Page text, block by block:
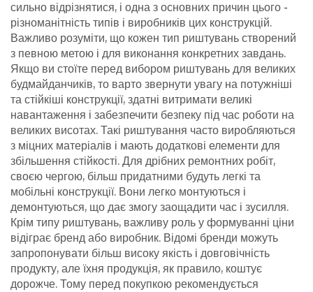
сильно відрізнятися, і одна з основних причин цього -
різноманітність типів і виробників цих конструкцій.
Важливо розуміти, що кожен тип риштувань створений
з певною метою і для виконання конкретних завдань.
Якщо ви стоїте перед вибором риштувань для великих
будмайданчиків, то варто звернути увагу на потужніші
та стійкіші конструкції, здатні витримати великі
навантаження і забезпечити безпеку під час роботи на
великих висотах. Такі риштування часто виробляються
з міцних матеріалів і мають додаткові елементи для
збільшення стійкості. Для дрібних ремонтних робіт,
своєю чергою, більш придатними будуть легкі та
мобільні конструкції. Вони легко монтуються і
демонтуються, що дає змогу заощадити час і зусилля.
Крім типу риштувань, важливу роль у формуванні ціни
відіграє бренд або виробник. Відомі бренди можуть
запропонувати більш високу якість і довговічність
продукту, але їхня продукція, як правило, коштує
дорожче. Тому перед покупкою рекомендується